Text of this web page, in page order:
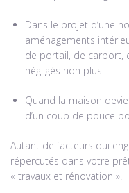
Dans le projet d’une
aménagements
de portail, de carport,
négligés non plus.
Quand la maison
d’un coup de pouce
Autant de facteurs qui
répercutés dans votre
« travaux et rénovation ».